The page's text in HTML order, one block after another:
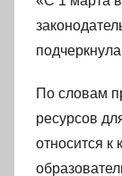
По словам
ресурсов
относится к